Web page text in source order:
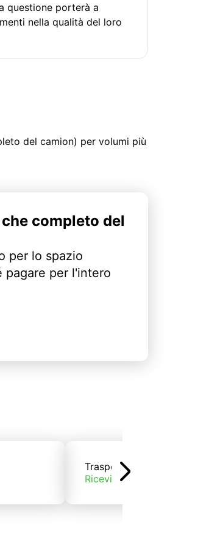
questione porterà a
nella qualità del loro
del camion) per volumi più
completo del
per lo spazio
pagare per l'intero
Trasporto su treno
Ricevi offerte